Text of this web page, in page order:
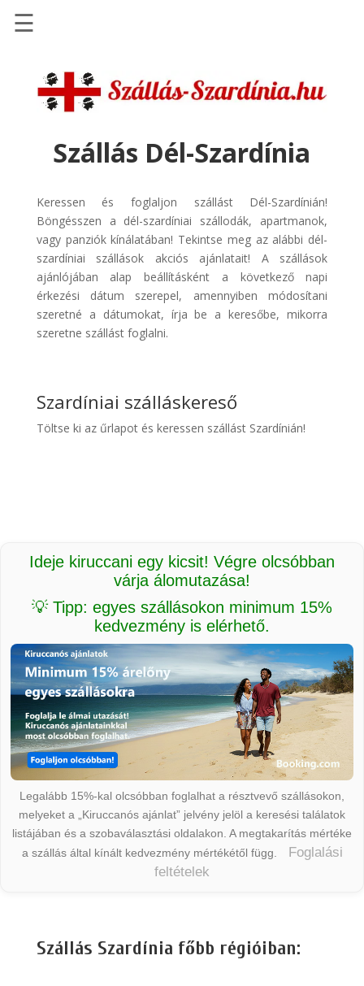
Repülőjegy
pénzvisszatérítéssel
Autóbérlés
Cars
Transzfer
Kiwi
Taxi
☰
Szállás Dél-Szardínia
Keressen és foglaljon szállást Dél-Szardínián!
Böngésszen a dél-szardíniai szállodák, apartmanok,
vagy panziók kínálatában! Tekintse meg az alábbi dél-
szardíniai szállások akciós ajánlatait! A szállások
ajánlójában alap beállításként a következő napi
érkezési dátum szerepel, amennyiben módosítani
szeretné a dátumokat, írja be a keresőbe, mikorra
szeretne szállást foglalni.
Szardíniai szálláskereső
Töltse ki az űrlapot és keressen szállást Szardínián!
Ideje kiruccani egy kicsit! Végre olcsóbban
várja álomutazása!
💡 Tipp: egyes szállásokon minimum 15%
kedvezmény is elérhető.
Legalább 15%-kal olcsóbban foglalhat a résztvevő szállásokon,
melyeket a „Kiruccanós ajánlat” jelvény jelöl a keresési találatok
listájában és a szobaválasztási oldalakon. A megtakarítás mértéke
a szállás által kínált kedvezmény mértékétől függ.
Foglalási
feltételek
Szállás Szardínia főbb régióiban: